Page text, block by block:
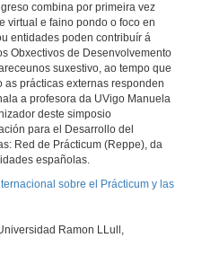
combina por primeira vez
virtual e faino pondo o foco en
entidades poden contribuír á
Obxectivos de Desenvolvemento
suxestivo, ao tempo que
prácticas externas responden
a profesora da UVigo Manuela
deste simposio
para el Desarrollo del
Red de Prácticum (Reppe), da
españolas.
sobre el Prácticum y las
Ramon LLull,
2023
de Alba Álvarez Rodríguez
2023
Intervención de Alba Álvarez Rodríguez. Quenda de cuestións
de Maider Arozena